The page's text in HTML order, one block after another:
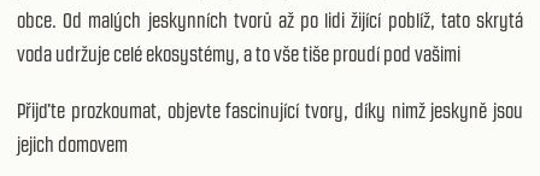
obce. Od malých jeskynních tvorů až po lidi žijící poblíž, tato skrytá
voda udržuje celé ekosystémy, a to vše tiše proudí pod vašimi
Přijďte prozkoumat, objevte fascinující tvory, díky nimž jeskyně jsou
jejich domovem